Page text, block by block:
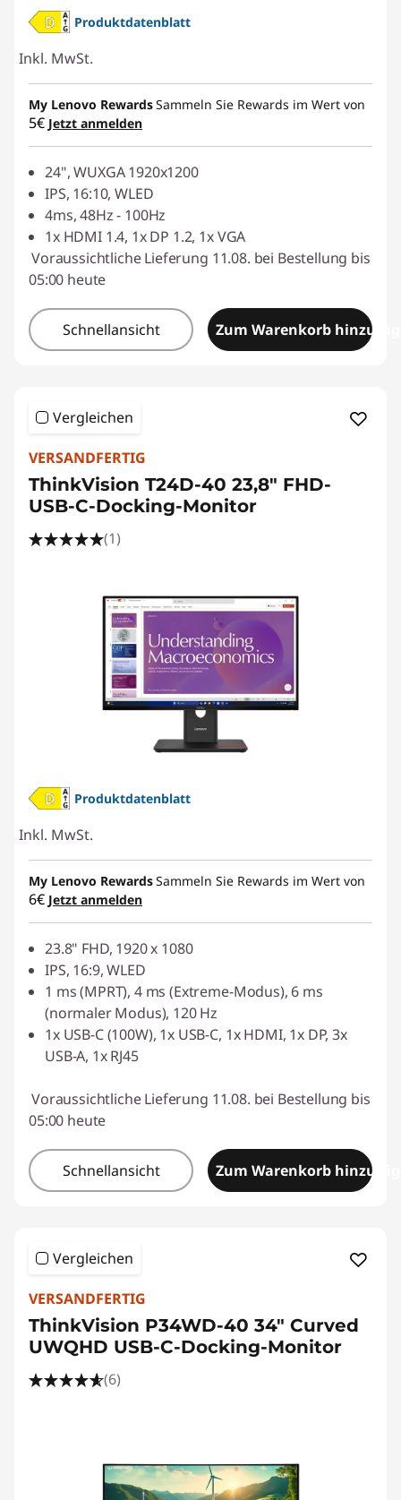
Produktdatenblatt
Inkl. MwSt.
My Lenovo RewardsSammeln Sie Rewards im Wert von
5€ Jetzt anmelden
24", WUXGA 1920x1200
IPS, 16:10, WLED
4ms, 48Hz - 100Hz
1x HDMI 1.4, 1x DP 1.2, 1x VGA
Voraussichtliche Lieferung 11.08. bei Bestellung bis
05:00 heute
Schnellansicht Zum Warenkorb
Vergleichen
VERSANDFERTIG
ThinkVision T24D-40 23,8" FHD-
USB-C-Docking-Monitor
(1)
Produktdatenblatt
Inkl. MwSt.
My Lenovo RewardsSammeln Sie Rewards im Wert von
6€ Jetzt anmelden
23.8" FHD, 1920 x 1080
IPS, 16:9, WLED
1 ms (MPRT), 4 ms (Extreme-Modus), 6 ms
(normaler Modus), 120 Hz
1x USB-C (100W), 1x USB-C, 1x HDMI, 1x DP, 3x
USB-A, 1x RJ45
Voraussichtliche Lieferung 11.08. bei Bestellung bis
05:00 heute
Schnellansicht Zum Warenkorb
Vergleichen
VERSANDFERTIG
ThinkVision P34WD-40 34" Curved
UWQHD USB-C-Docking-Monitor
(6)